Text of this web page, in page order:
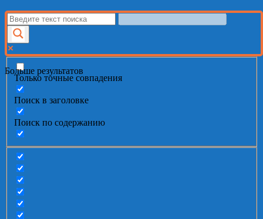
Больше результатов
Только точные совпадения
Поиск в заголовке
Поиск по содержанию